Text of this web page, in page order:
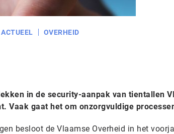
ACTUEEL OVERHEID
in de security-aanpak van tientallen
Vaak gaat het om onzorgvuldige
besloot de Vlaamse Overheid in het